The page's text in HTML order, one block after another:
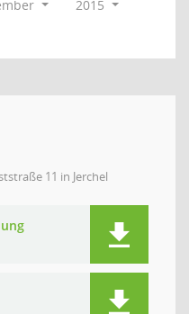
2015
11 in Jerchel